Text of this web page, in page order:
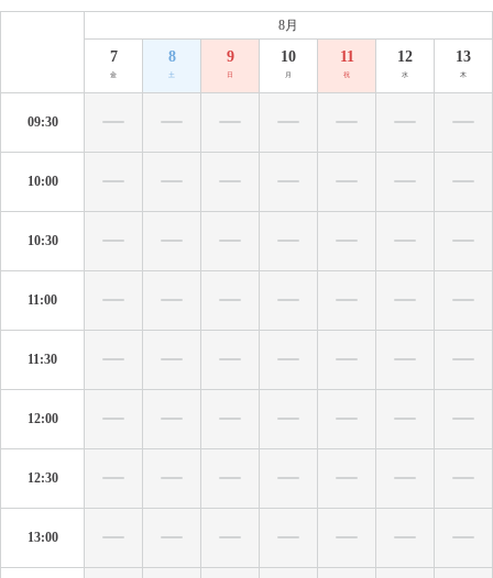
8月
7
金
8
土
9
日
10
月
11
祝
12
水
13
木
09:30
10:00
10:30
11:00
11:30
12:00
12:30
13:00